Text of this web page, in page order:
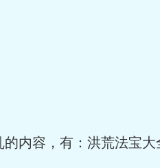
容，有：洪荒法宝大